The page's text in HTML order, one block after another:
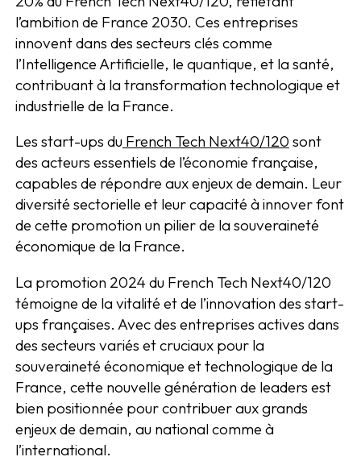
l’ambition de France 2030. Ces entreprises
innovent dans des secteurs clés comme
l’Intelligence Artificielle, le quantique, et la santé,
contribuant à la transformation technologique et
industrielle de la France.
Les start-ups du French Tech Next40/120 sont
des acteurs essentiels de l’économie française,
capables de répondre aux enjeux de demain. Leur
diversité sectorielle et leur capacité à innover font
de cette promotion un pilier de la souveraineté
économique de la France.
La promotion 2024 du French Tech Next40/120
témoigne de la vitalité et de l’innovation des start-
ups françaises. Avec des entreprises actives dans
des secteurs variés et cruciaux pour la
souveraineté économique et technologique de la
France, cette nouvelle génération de leaders est
bien positionnée pour contribuer aux grands
enjeux de demain, au national comme à
l’international.